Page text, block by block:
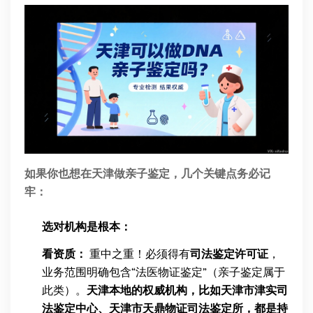
如果你也想在天津做亲子鉴定，几个关键点务必记
牢：
选对机构是根本：
看资质： 重中之重！必须得有司法鉴定许可证 ，
业务范围明确包含“法医物证鉴定”（亲子鉴定属于
此类）。 天津本地的权威机构，比如天津市津实司
法鉴定中心、天津市天鼎物证司法鉴定所，都是持